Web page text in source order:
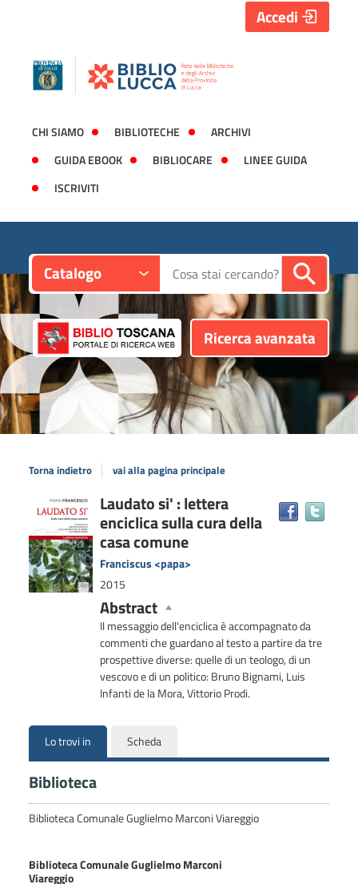
CHI SIAMO BIBLIOTECHE
ARCHIVI
GUIDA EBOOK
BIBLIOCARE
LINEE GUIDA
ISCRIVITI
Accedi
Catalogo Cerca su "Catalogo"
Ricerca avanzata
Torna indietro vai alla pagina principale
Dettaglio
del
documento
Laudato si' : lettera
enciclica sulla cura della
casa comune
Franciscus <papa>
2015
Abstract
Il messaggio dell'enciclica è accompagnato da
commenti che guardano al testo a partire da tre
prospettive diverse: quelle di un teologo, di un
vescovo e di un politico: Bruno Bignami, Luis
Infanti de la Mora, Vittorio Prodi.
Lo trovi in Scheda
Biblioteca
Biblioteca Comunale Guglielmo Marconi Viareggio
Biblioteca Comunale Guglielmo Marconi
Viareggio